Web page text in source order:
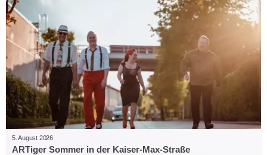
5. August 2026
ARTiger Sommer in der Kaiser-Max-Straße